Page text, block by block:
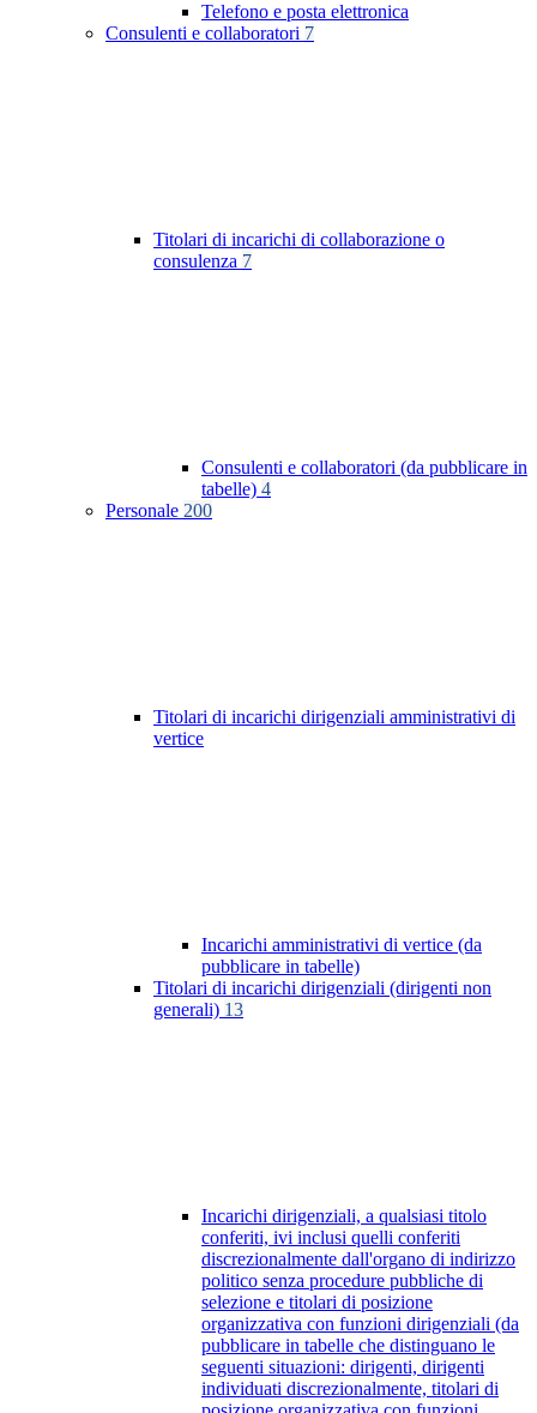
Telefono e posta elettronica
Consulenti e collaboratori 7
Titolari di incarichi di collaborazione o
consulenza 7
Consulenti e collaboratori (da pubblicare in
tabelle) 4
Personale 200
Titolari di incarichi dirigenziali amministrativi di
vertice
Incarichi amministrativi di vertice (da
pubblicare in tabelle)
Titolari di incarichi dirigenziali (dirigenti non
generali) 13
Incarichi dirigenziali, a qualsiasi titolo
conferiti, ivi inclusi quelli conferiti
discrezionalmente dall'organo di indirizzo
politico senza procedure pubbliche di
selezione e titolari di posizione
organizzativa con funzioni dirigenziali (da
pubblicare in tabelle che distinguano le
seguenti situazioni: dirigenti, dirigenti
individuati discrezionalmente, titolari di